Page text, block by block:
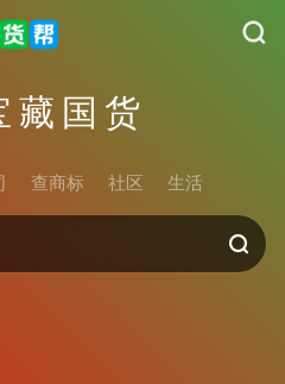
藏国货
查商标 社区 生活